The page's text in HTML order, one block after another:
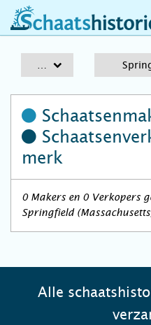
schaatshistorie.nl
merk
0 Makers en 0 Verkopers
Springfield
Alle